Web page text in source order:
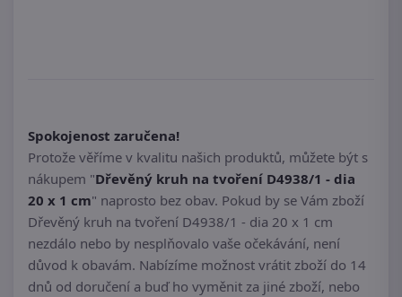
Spokojenost zaručena!
Protože věříme v kvalitu našich produktů, můžete být s
nákupem "Dřevěný kruh na tvoření D4938/1 - dia
20 x 1 cm" naprosto bez obav. Pokud by se Vám zboží
Dřevěný kruh na tvoření D4938/1 - dia 20 x 1 cm
nezdálo nebo by nesplňovalo vaše očekávání, není
důvod k obavám. Nabízíme možnost vrátit zboží do 14
dnů od doručení a buď ho vyměnit za jiné zboží, nebo